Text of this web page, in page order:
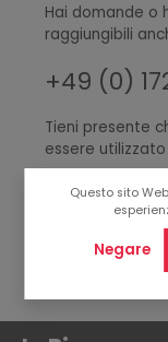
Hai domande o
raggiungibili
+49 (0)
Tieni presente
essere
Questo sito
Negare